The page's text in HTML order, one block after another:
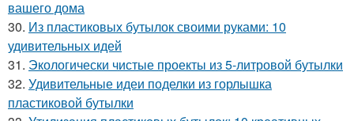
вашего дома
30. Из пластиковых бутылок своими руками: 10
удивительных идей
31. Экологически чистые проекты из 5-литровой бутылки
32. Удивительные идеи поделки из горлышка
пластиковой бутылки